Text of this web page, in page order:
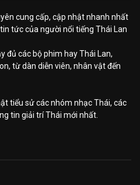
cung cấp, cập nhật nhanh nhất
tức của người nổi tiếng Thái Lan
đủ các bộ phim hay Thái Lan,
từ dàn diễn viên, nhân vật đến
tiểu sử các nhóm nhạc Thái, các
tin giải trí Thái mới nhất.